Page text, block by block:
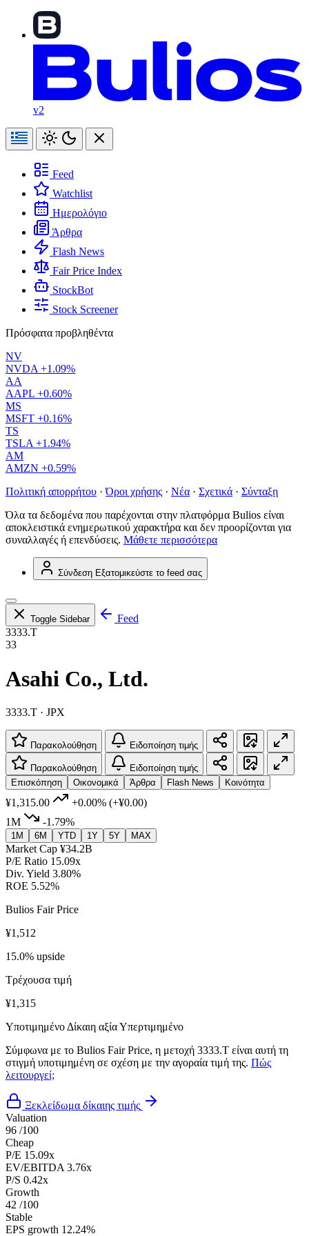
v2
Feed
Watchlist
Ημερολόγιο
Άρθρα
Flash News
Fair Price Index
StockBot
Stock Screener
Πρόσφατα προβληθέντα
NV
NVDA +1.09%
AA
AAPL +0.60%
MS
MSFT +0.16%
TS
TSLA +1.94%
AM
AMZN +0.59%
Πολιτική απορρήτου · Όροι χρήσης · Νέα · Σχετικά · Σύνταξη
Όλα τα δεδομένα που παρέχονται στην πλατφόρμα Bulios είναι
αποκλειστικά ενημερωτικού χαρακτήρα και δεν προορίζονται για
συναλλαγές ή επενδύσεις. Μάθετε περισσότερα
Σύνδεση Εξατομικεύστε το feed σας
Toggle Sidebar
Feed
3333.T
33
Asahi Co., Ltd.
3333.T · JPX
Παρακολούθηση Ειδοποίηση τιμής
Παρακολούθηση
Ειδοποίηση τιμής
Επισκόπηση
Οικονομικά Άρθρα Flash News Κοινότητα
¥1,315.00 +0.00% (+¥0.00)
1M
-1.79%
1M 6M YTD 1Y 5Y MAX
Market Cap ¥34.2B
P/E Ratio 15.09x
Div. Yield 3.80%
ROE 5.52%
Bulios Fair Price
¥1,512
15.0% upside
Τρέχουσα τιμή
¥1,315
Υποτιμημένο Δίκαιη αξίαΥπερτιμημένο
Σύμφωνα με το Bulios Fair Price, η μετοχή 3333.T είναι αυτή τη
στιγμή υποτιμημένη σε σχέση με την αγοραία τιμή της. Πώς
λειτουργεί;
Ξεκλείδωμα δίκαιης τιμής
Valuation
96 /100
Cheap
P/E 15.09x
EV/EBITDA 3.76x
P/S 0.42x
Growth
42 /100
Stable
EPS growth 12.24%